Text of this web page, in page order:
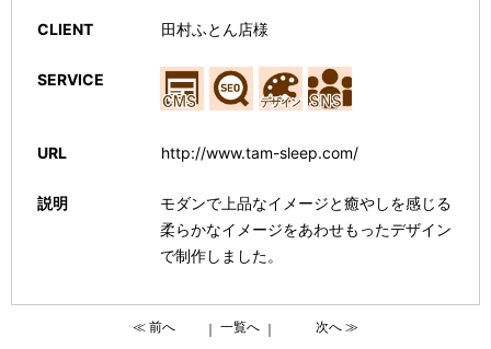
CLIENT 田村ふとん店様
SERVICE
URL http://www.tam-sleep.com/
説明
モダンで上品なイメージと癒やしを感じる
柔らかなイメージをあわせもったデザイン
で制作しました。
≪ 前へ ｜ 一覧へ ｜ 次へ ≫